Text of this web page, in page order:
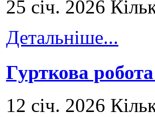
25 січ. 2026
Детальніше...
Гурткова
12 січ. 2026